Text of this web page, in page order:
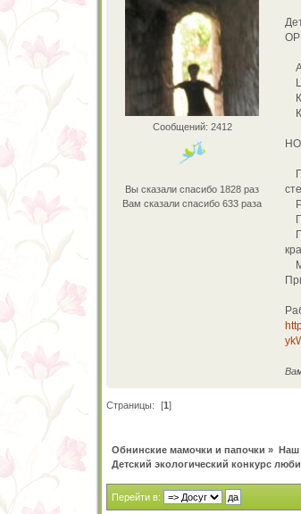
Сообщений: 2412
Вы сказали спасибо 1828 раз
Вам сказали спасибо 633 раза
Страницы: [1]
Обнинские мамочки и папочки » Наш
Детский экологический конкурс
Перейти в: